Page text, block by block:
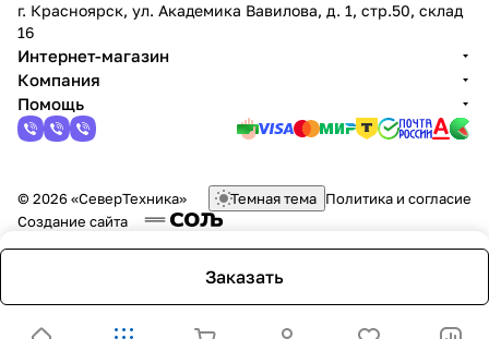
Заказать
г. Красноярск, ул. Академика Вавилова, д. 1, стр.50, склад
16
Интернет-магазин
Компания
Помощь
© 2026 «СеверТехника» Темная тема Политика и согласие
Создание сайта